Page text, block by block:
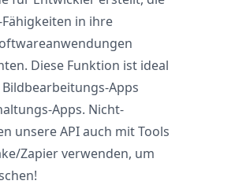
in ihre
Diese Funktion ist ideal
Apps
Apps. Nicht-
unsere API auch mit Tools
Zapier verwenden, um